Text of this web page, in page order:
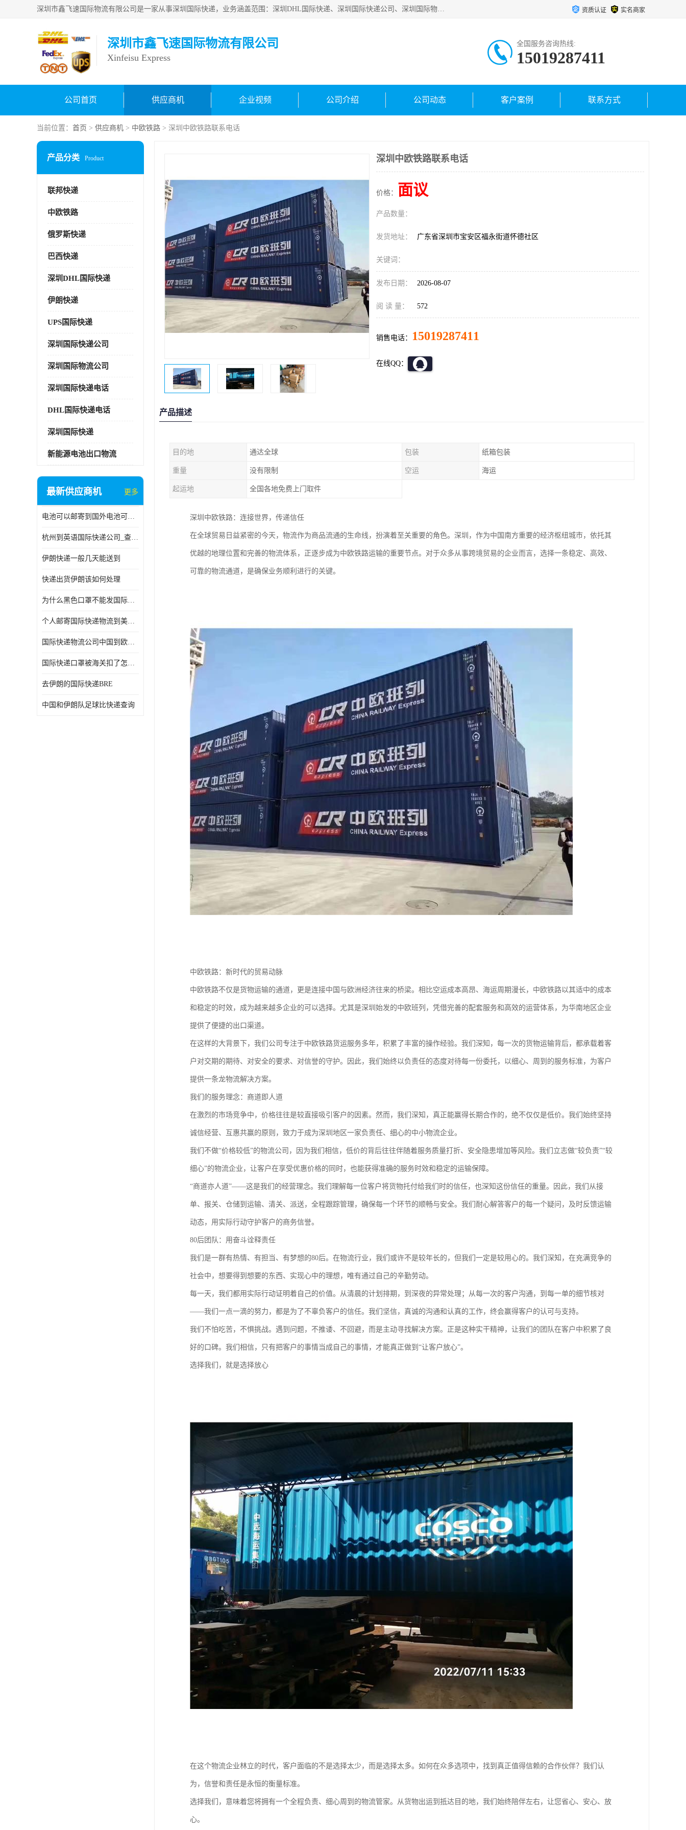
深圳市鑫飞速国际物流有限公司是一家从事深圳国际快递，业务涵盖范围：深圳DHL国际快递、深圳国际快递公司、深圳国际物流公司、深圳国际快递、深圳DHL国际快递电话可拨打全国服务热线：15019287411。欢迎各位亲来人来电到我司洽谈合作。 资质认证 实名商家
深圳市鑫飞速国际物流有限公司
Xinfeisu Express
全国服务咨询热线:
15019287411
公司首页 供应商机 企业视频 公司介绍 公司动态 客户案例 联系方式
当前位置： 首页 > 供应商机 > 中欧铁路 > 深圳中欧铁路联系电话
产品分类 Product
联邦快递
中欧铁路
俄罗斯快递
巴西快递
深圳DHL国际快递
伊朗快递
UPS国际快递
深圳国际快递公司
深圳国际物流公司
深圳国际快递电话
DHL国际快递电话
深圳国际快递
新能源电池出口物流
最新供应商机 更多
电池可以邮寄到国外电池可以发国际物流手机电池可以邮寄到国外
杭州到英语国际快递公司_查国际快递
伊朗快递一般几天能送到
快递出货伊朗该如何处理
为什么黑色口罩不能发国际快递 国际寄口罩快递需要填写信息
个人邮寄国际快递物流到美加墨西哥英国比利时荷兰波兰意大利
国际快递物流公司中国到欧洲英国法国德国能寄铁路空运海运
国际快递口罩被海关扣了怎么办
去伊朗的国际快递BRE
中国和伊朗队足球比快递查询
深圳中欧铁路联系电话
价格： 面议
产品数量：
发货地址： 广东省深圳市宝安区福永街道怀德社区
关键词：
发布日期： 2026-08-07
阅 读 量： 572
销售电话： 15019287411
在线QQ：
产品描述
目的地 通达全球 包装 纸箱包装
重量 没有限制 空运 海运
起运地 全国各地免费上门取件
深圳中欧铁路：连接世界，传递信任
在全球贸易日益紧密的今天，物流作为商品流通的生命线，扮演着至关重要的角色。深圳，作为中国南方重要的经济枢纽城市，依托其
优越的地理位置和完善的物流体系，正逐步成为中欧铁路运输的重要节点。对于众多从事跨境贸易的企业而言，选择一条稳定、高效、
可靠的物流通道，是确保业务顺利进行的关键。
中欧铁路：新时代的贸易动脉
中欧铁路不仅是货物运输的通道，更是连接中国与欧洲经济往来的桥梁。相比空运成本高昂、海运周期漫长，中欧铁路以其适中的成本
和稳定的时效，成为越来越多企业的可以选择。尤其是深圳始发的中欧班列，凭借完善的配套服务和高效的运营体系，为华南地区企业
提供了便捷的出口渠道。
在这样的大背景下，我们公司专注于中欧铁路货运服务多年，积累了丰富的操作经验。我们深知，每一次的货物运输背后，都承载着客
户对交期的期待、对安全的要求、对信誉的守护。因此，我们始终以负责任的态度对待每一份委托，以细心、周到的服务标准，为客户
提供一条龙物流解决方案。
我们的服务理念：商道即人道
在激烈的市场竞争中，价格往往是较直接吸引客户的因素。然而，我们深知，真正能赢得长期合作的，绝不仅仅是低价。我们始终坚持
诚信经营、互惠共赢的原则，致力于成为深圳地区一家负责任、细心的中小物流企业。
我们不做“价格较低”的物流公司，因为我们相信，低价的背后往往伴随着服务质量打折、安全隐患增加等风险。我们立志做“较负责”“较
细心”的物流企业，让客户在享受优惠价格的同时，也能获得准确的服务时效和稳定的运输保障。
“商道亦人道”——这是我们的经营理念。我们理解每一位客户将货物托付给我们时的信任，也深知这份信任的重量。因此，我们从接
单、报关、仓储到运输、清关、派送，全程跟踪管理，确保每一个环节的顺畅与安全。我们耐心解答客户的每一个疑问，及时反馈运输
动态，用实际行动守护客户的商务信誉。
80后团队：用奋斗诠释责任
我们是一群有热情、有担当、有梦想的80后。在物流行业，我们或许不是较年长的，但我们一定是较用心的。我们深知，在充满竞争的
社会中，想要得到想要的东西、实现心中的理想，唯有通过自己的辛勤劳动。
每一天，我们都用实际行动证明着自己的价值。从清晨的计划排期，到深夜的异常处理；从每一次的客户沟通，到每一单的细节核对
——我们一点一滴的努力，都是为了不辜负客户的信任。我们坚信，真诚的沟通和认真的工作，终会赢得客户的认可与支持。
我们不怕吃苦，不惧挑战。遇到问题，不推诿、不回避，而是主动寻找解决方案。正是这种实干精神，让我们的团队在客户中积累了良
好的口碑。我们相信，只有把客户的事情当成自己的事情，才能真正做到“让客户放心”。
选择我们，就是选择放心
在这个物流企业林立的时代，客户面临的不是选择太少，而是选择太多。如何在众多选项中，找到真正值得信赖的合作伙伴？我们认
为，信誉和责任是永恒的衡量标准。
选择我们，意味着您将拥有一个全程负责、细心周到的物流管家。从货物出运到抵达目的地，我们始终陪伴左右，让您省心、安心、放
心。